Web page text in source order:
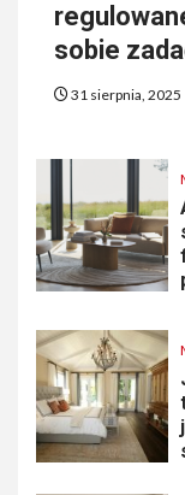
sobie
31 sierpnia, 2025